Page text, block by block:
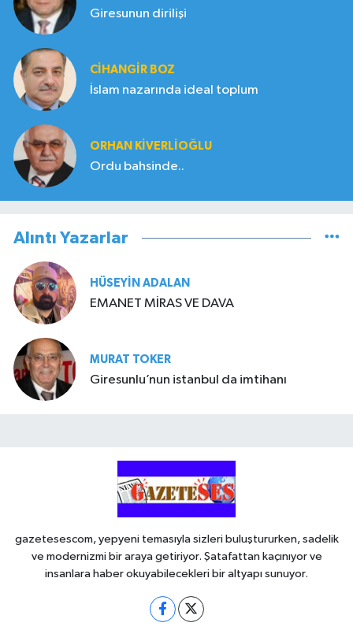
Giresunun dirilişi
CIHANGIR BOZ
İslam nazarında ideal toplum
ORHAN KIVERLIOĞLU
Ordu bahsinde..
Alıntı Yazarlar
HÜSEYIN ADALAN
EMANET MİRAS VE DAVA
MURAT TOKER
Giresunlu’nun istanbul da imtihanı
gazetesescom, yepyeni temasıyla sizleri buluştururken, sadelik
ve modernizmi bir araya getiriyor. Şatafattan kaçınıyor ve
insanlara haber okuyabilecekleri bir altyapı sunuyor.